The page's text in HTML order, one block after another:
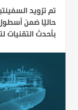
تم تزويد
حاليًا ضمن أسطول
بأحدث التقنيات